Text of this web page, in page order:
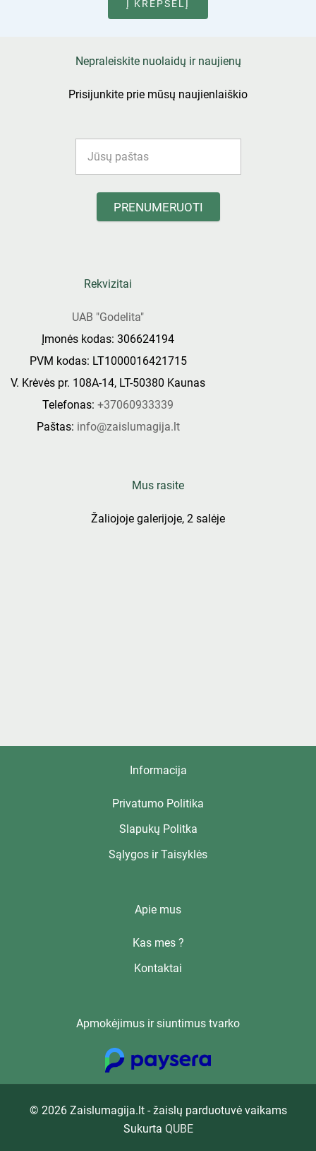
Į KREPŠELĮ
Nepraleiskite nuolaidų ir naujienų
Prisijunkite prie mūsų naujienlaiškio
PRENUMERUOTI
Rekvizitai
UAB "Godelita"
Įmonės kodas: 306624194
PVM kodas: LT1000016421715
V. Krėvės pr. 108A-14, LT-50380 Kaunas
Telefonas: +37060933339
Paštas: info@zaislumagija.lt
Mus rasite
Žaliojoje galerijoje, 2 salėje
Informacija
Privatumo Politika
Slapukų Politka
Sąlygos ir Taisyklės
Apie mus
Kas mes ?
Kontaktai
Apmokėjimus ir siuntimus tvarko
© 2026 Zaislumagija.lt - žaislų parduotuvė vaikams
Sukurta QUBE